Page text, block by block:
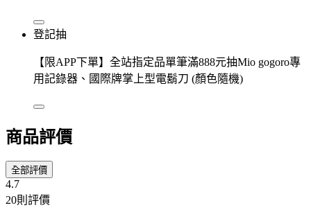
登記抽
【限APP下單】全站指定品單筆滿888元抽Mio gogoro專
用記錄器、國際牌掌上型電鬍刀 (顏色隨機)
商品評價
全部評價
4.7
20則評價